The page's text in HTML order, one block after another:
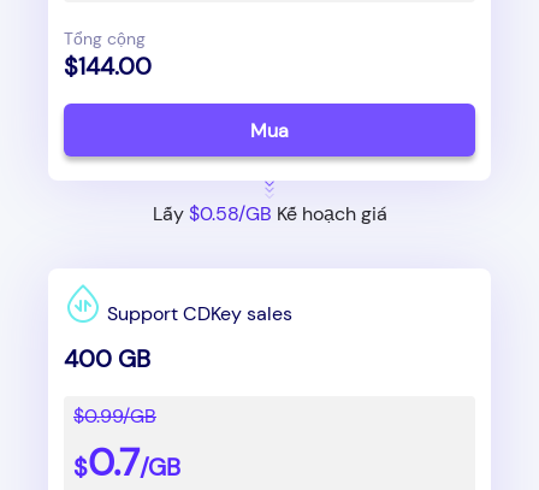
Tổng cộng
$144.00
Mua
Lấy$0.58/GB Kế hoạch giá
Support CDKey sales
400 GB
$0.99/GB
$0.7/GB